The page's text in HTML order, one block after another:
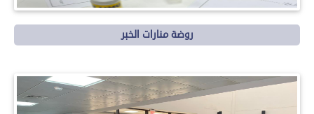
روضة منارات الخبر